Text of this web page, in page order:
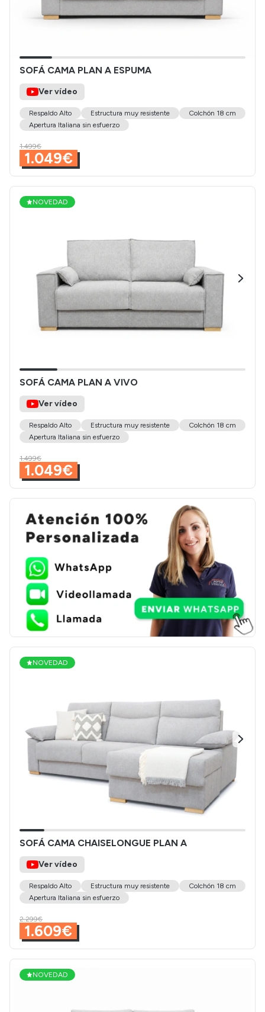
SOFÁ CAMA PLAN A ESPUMA
Ver vídeo
Respaldo Alto Estructura muy resistente
Colchón 18 cm
Apertura Italiana sin esfuerzo
1.499€
1.049€
NOVEDAD
SOFÁ CAMA PLAN A VIVO
Ver vídeo
Respaldo Alto Estructura muy resistente
Colchón 18 cm
Apertura Italiana sin esfuerzo
1.499€
1.049€
NOVEDAD
SOFÁ CAMA CHAISELONGUE PLAN A
Ver vídeo
Respaldo Alto Estructura muy resistente
Colchón 18 cm
Apertura Italiana sin esfuerzo
2.299€
1.609€
NOVEDAD